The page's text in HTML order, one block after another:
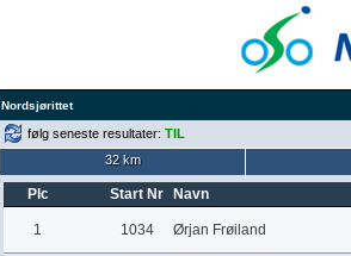
Nordsjørittet
følg seneste resultater: TIL
32 km
Plc Start Nr Navn
1 1034 Ørjan Frøiland